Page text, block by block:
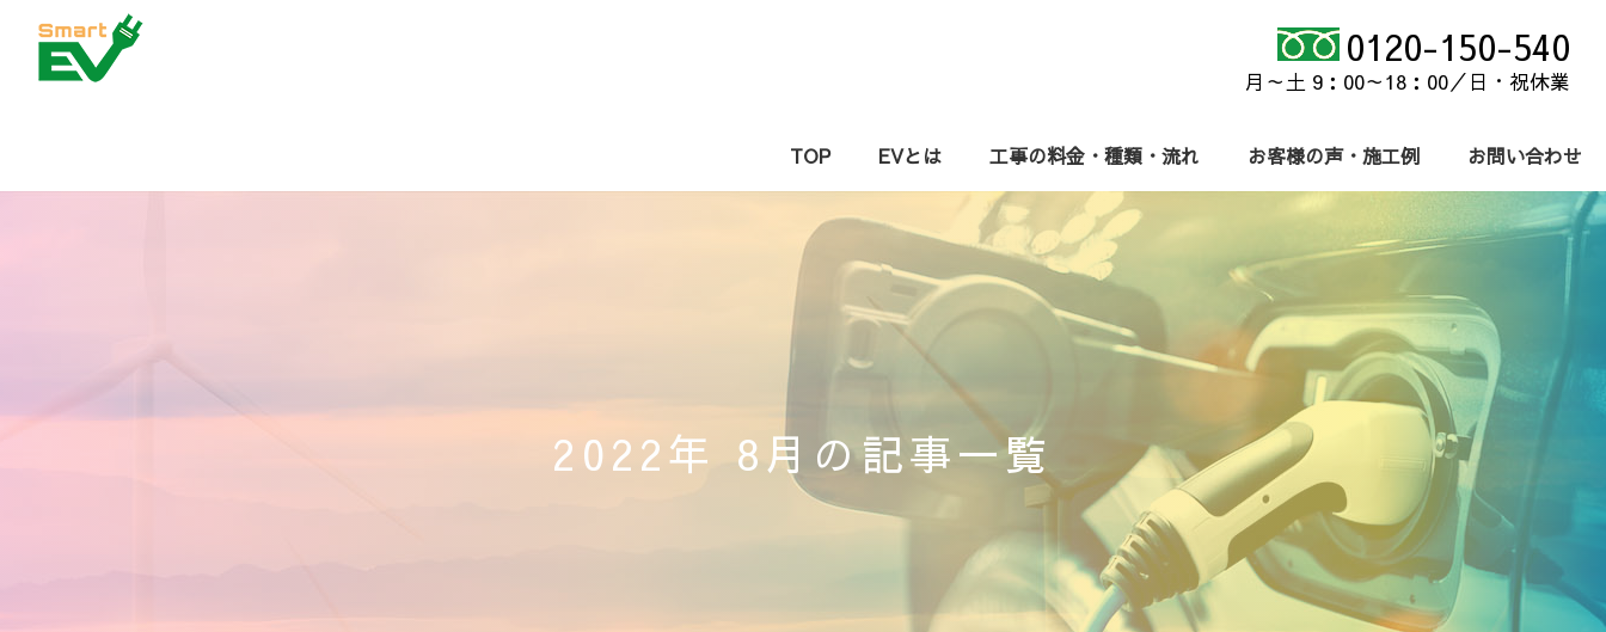
0120-150-540
月～土 9：00～18：00／日・祝休業
TOP EVとは 工事の料金・種類・流れ お客様の声・施工例 お問い合わせ
2022年 8月の記事一覧